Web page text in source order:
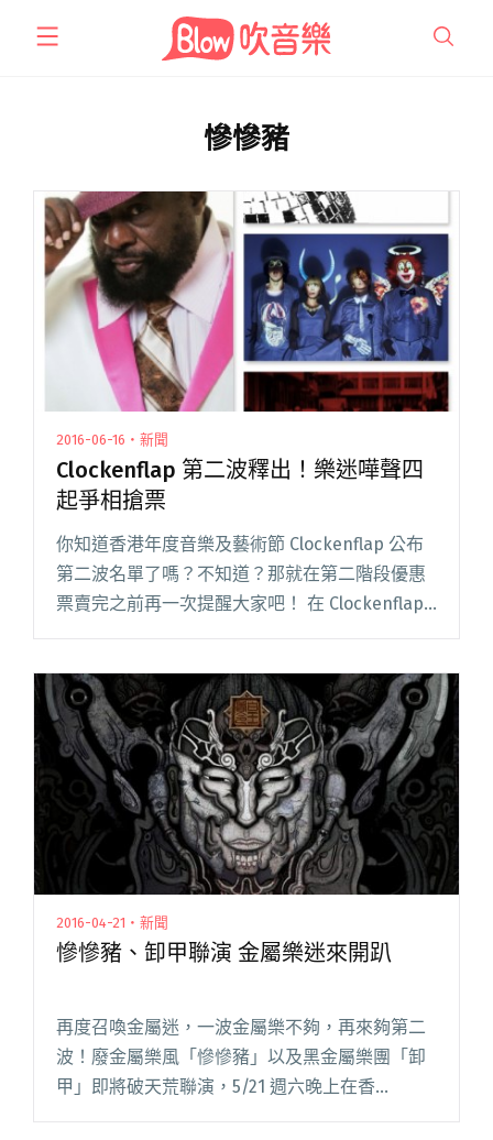
慘慘豬
2016-06-16・新聞
Clockenflap 第二波釋出！樂迷嘩聲四
起爭相搶票
你知道香港年度音樂及藝術節 Clockenflap 公布
第二波名單了嗎？不知道？那就在第二階段優惠
票賣完之前再一次提醒大家吧！ 在 Clockenflap
釋出第一波名單（除了有 Sigur Ros、Foals、
釋出！樂迷嘩聲四起爭相搶票"
2016-04-21・新聞
慘慘豬、卸甲聯演 金屬樂迷來開趴
再度召喚金屬迷，一波金屬樂不夠，再來夠第二
波！廢金屬樂風「慘慘豬」以及黑金屬樂團「卸
甲」即將破天荒聯演，5/21 週六晚上在香